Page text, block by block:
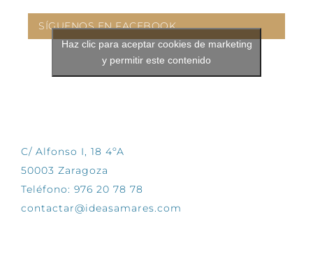
SÍGUENOS EN FACEBOOK
Haz clic para aceptar cookies de marketing
y permitir este contenido
C/ Alfonso I, 18 4ºA
50003 Zaragoza
Teléfono: 976 20 78 78
contactar@ideasamares.com